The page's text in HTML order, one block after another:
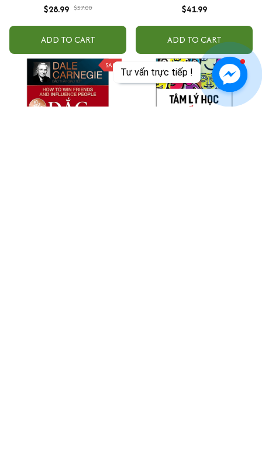
Tư vấn trực tiếp !
$28.99 $37.00
ADD TO CART
$41.99
ADD TO CART
SALE